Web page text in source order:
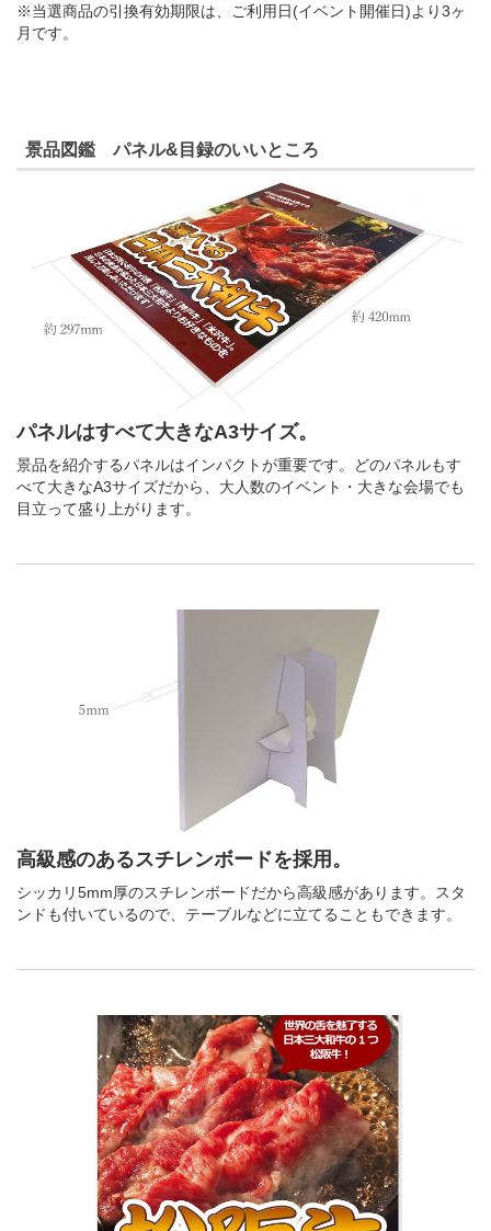
※当選商品の引換有効期限は、ご利用日(イベント開催日)より3ヶ
月です。
景品図鑑 パネル&目録のいいところ
パネルはすべて大きなA3サイズ。
景品を紹介するパネルはインパクトが重要です。どのパネルもす
べて大きなA3サイズだから、大人数のイベント・大きな会場でも
目立って盛り上がります。
高級感のあるスチレンボードを採用。
シッカリ5mm厚のスチレンボードだから高級感があります。スタ
ンドも付いているので、テーブルなどに立てることもできます。